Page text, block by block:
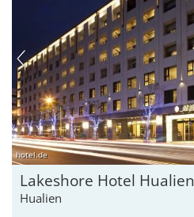
hotel.de
Lakeshore Hotel Hualien
Hualien